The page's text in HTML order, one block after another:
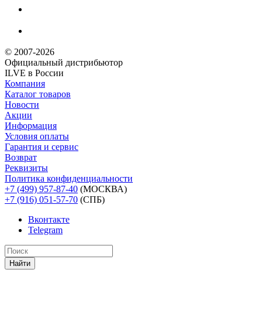
© 2007-2026
Официальный дистрибьютoр
ILVE в России
Компания
Каталог товаров
Новости
Акции
Информация
Условия оплаты
Гарантия и сервис
Возврат
Реквизиты
Политика конфиденциальности
+7 (499) 957-87-40 (МОСКВА)
+7 (916) 051-57-70 (СПБ)
Вконтакте
Telegram
Найти